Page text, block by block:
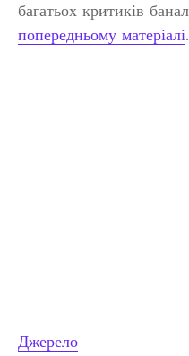
багатьох критиків
попередньому матеріалі.
Джерело